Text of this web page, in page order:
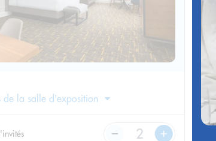
de la salle d'exposition